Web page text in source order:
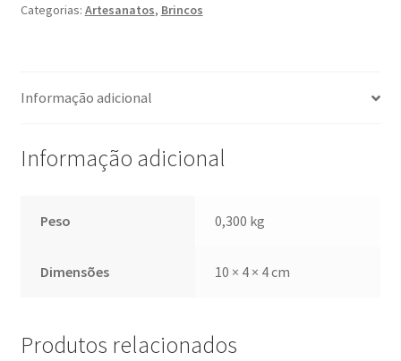
Categorias: Artesanatos, Brincos
Informação adicional
Informação adicional
Peso 0,300 kg
Dimensões 10 × 4 × 4 cm
Produtos relacionados